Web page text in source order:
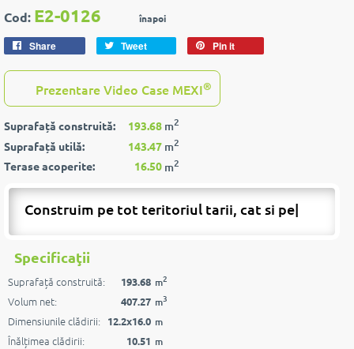
Cod: E2-0126 înapoi
Share Tweet Pin it
Prezentare Video Case MEXI®
Suprafață construită: 193.68 m2
Suprafață utilă: 143.47 m2
Terase acoperite: 16.50 m2
Construim pe tot teritoriul tarii, cat si peste
Specificaţii
Suprafață construită: 193.68 m2
Volum net: 407.27 m3
Dimensiunile clădirii: 12.2x16.0 m
Înălțimea clădirii: 10.51 m